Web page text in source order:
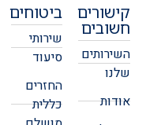
קישורים
חשובים
השירותים
שלנו
אודות
ביטוחים
שירותי
סיעוד
החזרים
כללית